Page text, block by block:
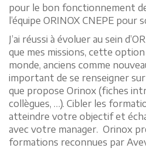
pour le bon fonctionnement de
l’équipe ORINOX CNEPE pour
J’ai réussi à évoluer au sein
que mes missions, cette
monde, anciens comme
important de se renseigner
que propose Orinox (fiches
collègues, …). Cibler les
atteindre votre objectif et
avec votre manager. Orinox
formations reconnues par